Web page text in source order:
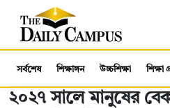
সর্বশেষ শিক্ষাঙ্গন উচ্চশিক্ষা শিক্ষা
২০২৭ সালে মানুষের